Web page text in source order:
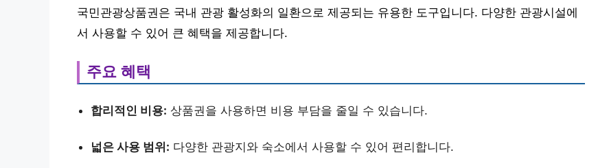
국민관광상품권은 국내 관광 활성화의 일환으로 제공되는 유용한 도구입니다. 다양한 관광시설에
서 사용할 수 있어 큰 혜택을 제공합니다.
주요 혜택
합리적인 비용: 상품권을 사용하면 비용 부담을 줄일 수 있습니다.
넓은 사용 범위: 다양한 관광지와 숙소에서 사용할 수 있어 편리합니다.